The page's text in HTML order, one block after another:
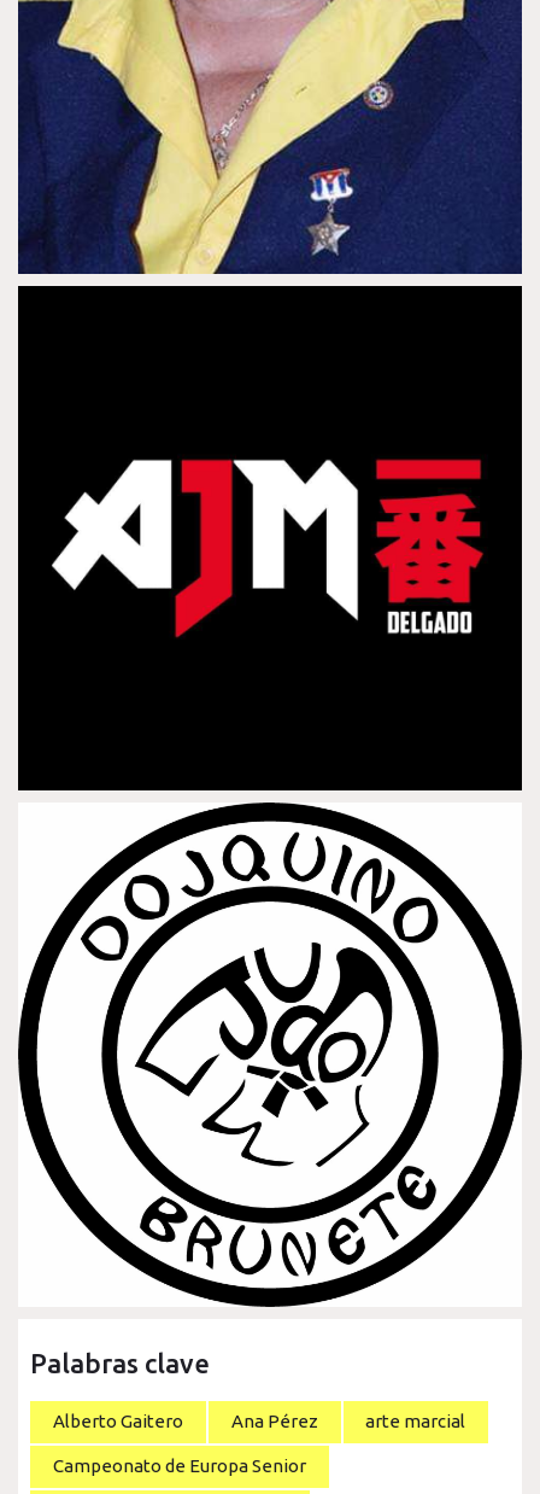
Palabras clave
Alberto Gaitero Ana Pérez arte marcial
Campeonato de Europa Senior